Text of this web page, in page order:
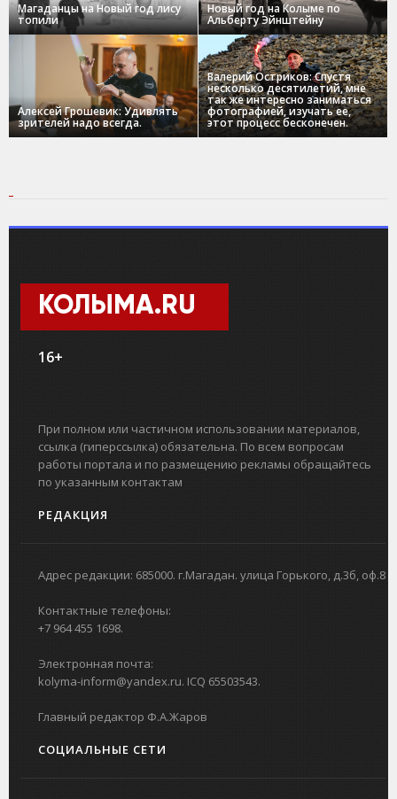
Магаданцы на Новый год лису
топили
Новый год на Колыме по
Альберту Эйнштейну
Алексей Грошевик: Удивлять
зрителей надо всегда.
Валерий Остриков: Спустя
несколько десятилетий, мне
так же интересно заниматься
фотографией, изучать ее,
этот процесс бесконечен.
КОЛЫМА.RU
16+
При полном или частичном использовании материалов,
ссылка (гиперссылка) обязательна. По всем вопросам
работы портала и по размещению рекламы обращайтесь
по указанным контактам
РЕДАКЦИЯ
Адрес редакции: 685000. г.Магадан. улица Горького, д.3б, оф.8
Контактные телефоны:
+7 964 455 1698.
Электронная почта:
kolyma-inform@yandex.ru. ICQ 65503543.
Главный редактор Ф.А.Жаров
СОЦИАЛЬНЫЕ СЕТИ